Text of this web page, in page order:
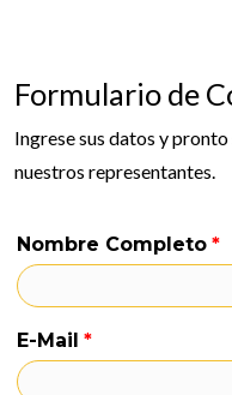
Formulario de
Ingrese sus datos y
nuestros representantes.